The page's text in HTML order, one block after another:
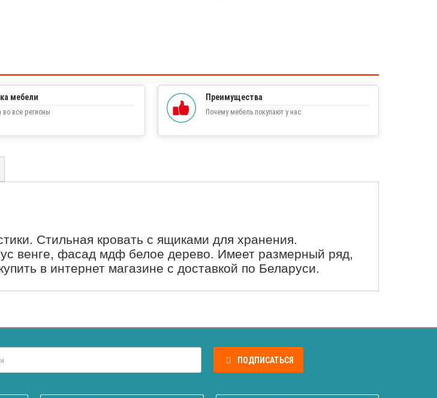
мебели
во все регионы
Преимущества
Почему мебель покупают у нас
Стильная кровать с ящиками для хранения.
венге, фасад мдф белое дерево. Имеет размерный ряд,
в интернет магазине с доставкой по Беларуси.
ПОДПИСАТЬСЯ